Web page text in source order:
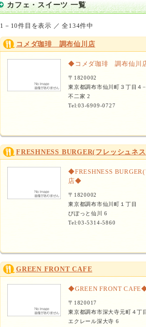
カフェ・スイーツ 一覧
1－10件目を表示 ／ 全134件中
コメダ珈琲 調布仙川店
◆コメダ珈琲 調布仙川
〒1820002
東京都調布市仙川町３丁目４−
不二家 2
Tel:03-6909-0727
FRESHNESS BURGER(フレッシュネ
◆FRESHNESS
店◆
〒1820002
東京都調布市仙川町１丁目
ぴぽっと仙川 6
Tel:03-5314-5860
GREEN FRONT CAFE
◆GREEN FRONT
〒1820017
東京都調布市深大寺元町４丁
エクレール深大寺 6